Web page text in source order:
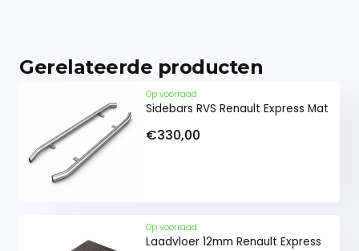
Gerelateerde producten
Op voorraad
Sidebars RVS Renault Express Mat
€330,00
Op voorraad
Laadvloer 12mm Renault Express